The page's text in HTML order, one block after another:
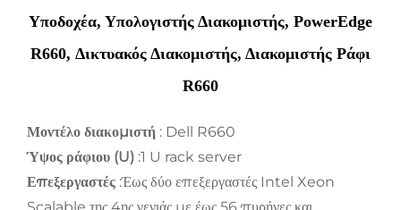
Υποδοχέα, Υπολογιστής Διακομιστής, PowerEdge
R660, Δικτυακός Διακομιστής, Διακομιστής Ράφι
R660
Μοντέλο διακομιστή : Dell R660
Ύψος ράφιου (U) :1 U rack server
Επεξεργαστές :Έως δύο επεξεργαστές Intel Xeon